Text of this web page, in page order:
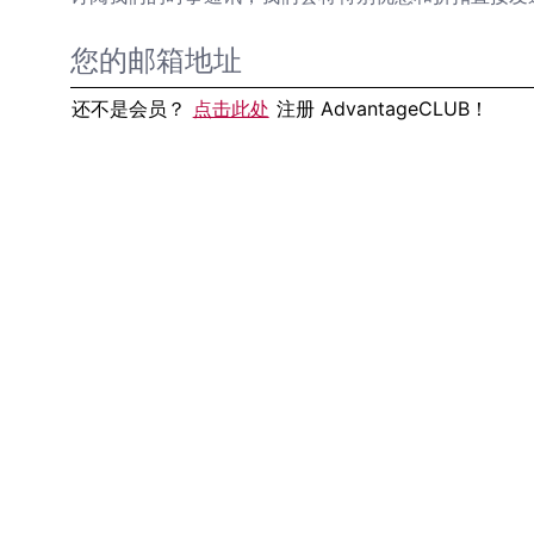
还不是会员？ 点击此处 注册 AdvantageCLUB！